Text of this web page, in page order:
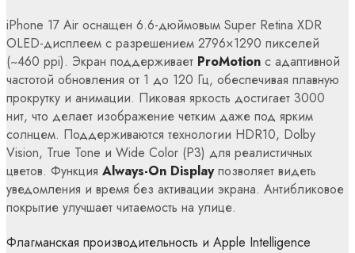
iPhone 17 Air оснащен 6.6-дюймовым Super Retina XDR
OLED-дисплеем с разрешением 2796×1290 пикселей
(~460 ppi). Экран поддерживает ProMotion с адаптивной
частотой обновления от 1 до 120 Гц, обеспечивая плавную
прокрутку и анимации. Пиковая яркость достигает 3000
нит, что делает изображение четким даже под ярким
солнцем. Поддерживаются технологии HDR10, Dolby
Vision, True Tone и Wide Color (P3) для реалистичных
цветов. Функция Always-On Displayпозволяет видеть
уведомления и время без активации экрана. Антибликовое
покрытие улучшает читаемость на улице.
Флагманская производительность и Apple Intelligence